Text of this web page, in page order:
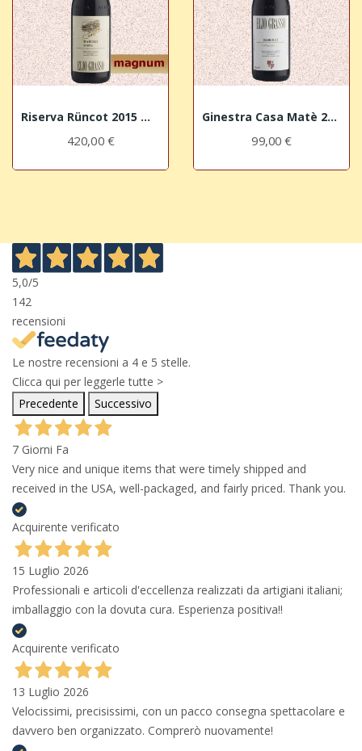
Riserva Rüncot 2015 MAGNUM Barolo DOCG Elio Grasso
420,00 €
Ginestra Casa Matè 2016 Barolo DOCG Elio Grasso
99,00 €
5,0/5
142
recensioni
Le nostre recensioni a 4 e 5 stelle.
Clicca qui per leggerle tutte >
Precedente
Successivo
7 Giorni Fa
Very nice and unique items that were timely shipped and
received in the USA, well-packaged, and fairly priced. Thank you.
Acquirente verificato
15 Luglio 2026
Professionali e articoli d'eccellenza realizzati da artigiani italiani;
imballaggio con la dovuta cura. Esperienza positiva!!
Acquirente verificato
13 Luglio 2026
Velocissimi, precisissimi, con un pacco consegna spettacolare e
davvero ben organizzato. Comprerò nuovamente!